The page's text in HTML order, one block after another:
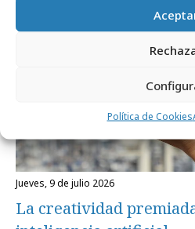
Política de Cookies
jueves, 9 de julio 2026
La creatividad